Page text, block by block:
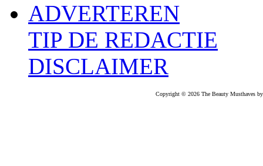
ADVERTEREN
TIP DE REDACTIE
DISCLAIMER
Copyright © 2026 The Beauty Musthaves